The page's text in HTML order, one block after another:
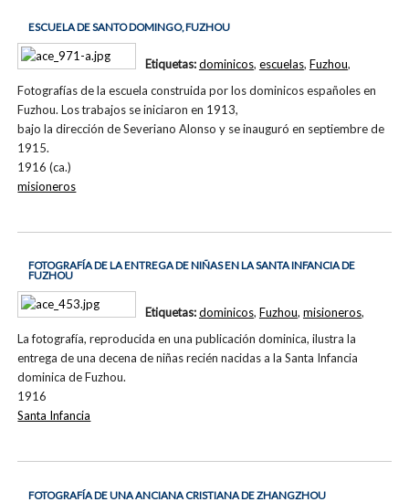
ESCUELA DE SANTO DOMINGO, FUZHOU
Fotografías de la escuela construida por los dominicos españoles en
Fuzhou. Los trabajos se iniciaron en 1913,
bajo la dirección de Severiano Alonso y se inauguró en septiembre de
1915.
1916 (ca.)
Etiquetas:dominicos, escuelas, Fuzhou,
misioneros
FOTOGRAFÍA DE LA ENTREGA DE NIÑAS EN LA SANTA INFANCIA DE
FUZHOU
La fotografía, reproducida en una publicación dominica, ilustra la
entrega de una decena de niñas recién nacidas a la Santa Infancia
dominica de Fuzhou.
1916
Etiquetas:dominicos, Fuzhou, misioneros,
Santa Infancia
FOTOGRAFÍA DE UNA ANCIANA CRISTIANA DE ZHANGZHOU